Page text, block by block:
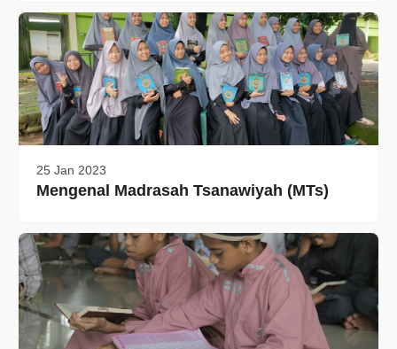
25 Jan 2023
Mengenal Madrasah Tsanawiyah (MTs)